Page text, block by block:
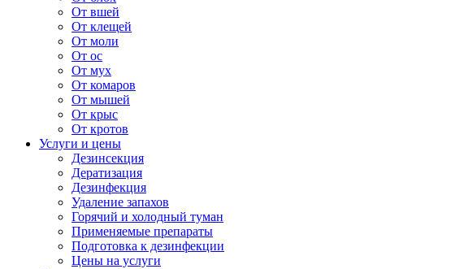
От вшей
От клещей
От моли
От ос
От мух
От комаров
От мышей
От крыс
От кротов
Услуги и цены
Дезинсекция
Дератизация
Дезинфекция
Удаление запахов
Горячий и холодный туман
Применяемые препараты
Подготовка к дезинфекции
Цены на услуги